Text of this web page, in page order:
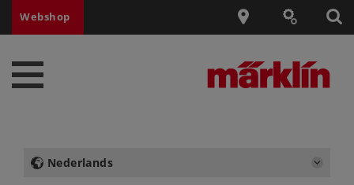
Webshop
Nederlands